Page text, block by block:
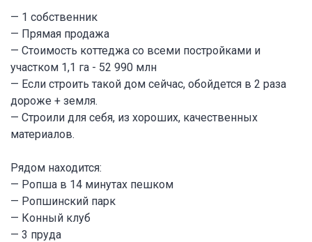
— 1 собственник
— Прямая продажа
— Стоимость коттеджа со всеми постройками и
участком 1,1 га - 52 990 млн
— Если строить такой дом сейчас, обойдется в 2 раза
дороже + земля.
— Строили для себя, из хороших, качественных
материалов.
Рядом находится:
— Ропша в 14 минутах пешком
— Ропшинский парк
— Конный клуб
— 3 пруда